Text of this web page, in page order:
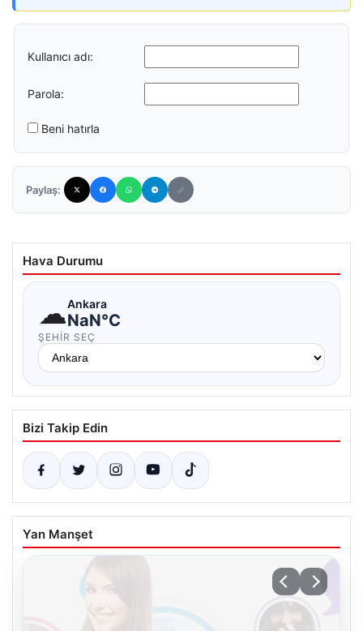
Kullanıcı adı:
Parola:
Beni hatırla
Paylaş:
Hava Durumu
☁Ankara
NaN°C
ŞEHIR SEÇ
Bizi Takip Edin
Yan Manşet